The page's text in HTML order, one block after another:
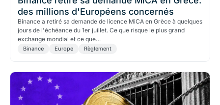
des millions d'Européens concernés
Binance a retiré sa demande de licence MiCA en Grèce à quelques
jours de l'échéance du 1er juillet. Ce que risque le plus grand
exchange mondial et ce que…
Binance Europe Règlement